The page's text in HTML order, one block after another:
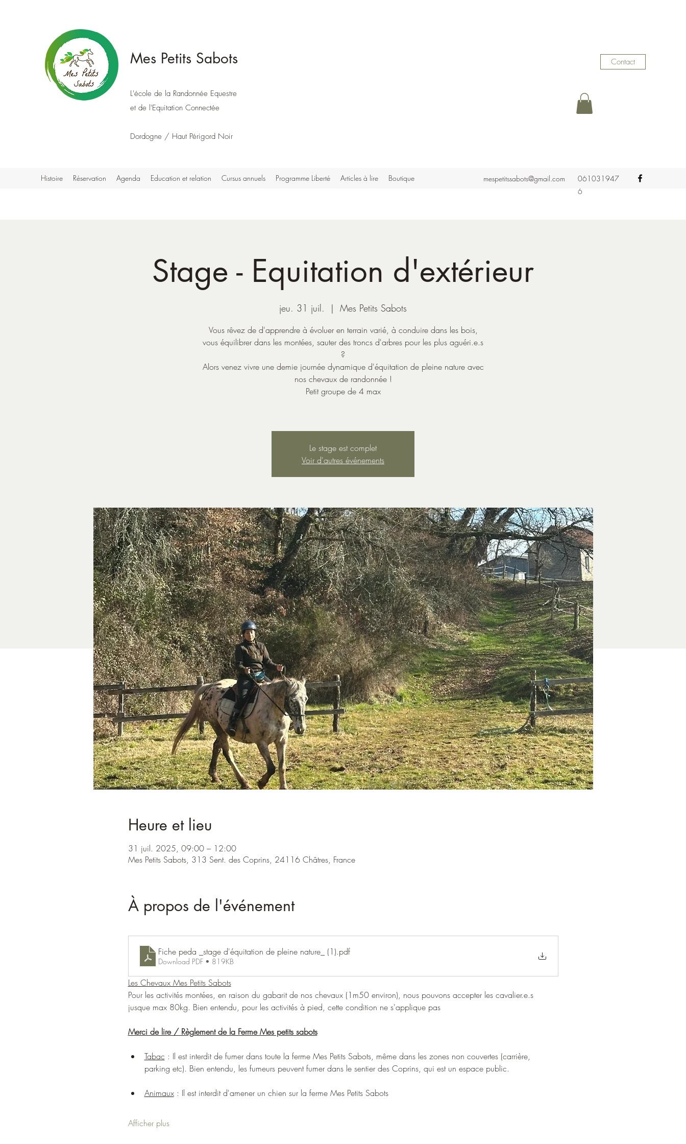
Mes Petits Sabots
L'école de la Randonnée Equestre
et de l'Equitation Connectée
Dordogne / Haut Périgord Noir
Contact
Histoire Réservation Agenda Education et relation Cursus annuels Programme Liberté Articles à lire Boutique mespetitssabots@gmail.com
061031947
6
Stage - Equitation d'extérieur
jeu. 31 juil.
  |
Mes Petits Sabots
Vous rêvez de d'apprendre à évoluer en terrain varié, à conduire dans les bois,
vous équilibrer dans les montées, sauter des troncs d'arbres pour les plus aguéri.e.s
?
Alors venez vivre une demie journée dynamique d'équitation de pleine nature avec
nos chevaux de randonnée !
Petit groupe de 4 max
Le stage est complet
Voir d'autres événements
Heure et lieu
31 juil. 2025, 09:00 – 12:00
Mes Petits Sabots, 313 Sent. des Coprins, 24116 Châtres, France
À propos de l'événement
Fiche peda _stage d'équitation de pleine nature_ (1).pdf
Download PDF • 819KB
Les Chevaux Mes Petits Sabots
Pour les activités montées, en raison du gabarit de nos chevaux (1m50 environ), nous pouvons accepter les cavalier.e.s
jusque max 80kg. Bien entendu, pour les activités à pied, cette condition ne s'applique pas
Merci de lire / Règlement de la Ferme Mes petits sabots
Tabac : Il est interdit de fumer dans toute la ferme Mes Petits Sabots, même dans les zones non couvertes (carrière,
parking etc). Bien entendu, les fumeurs peuvent fumer dans le sentier des Coprins, qui est un espace public.
Animaux : Il est interdit d'amener un chien sur la ferme Mes Petits Sabots
Afficher plus